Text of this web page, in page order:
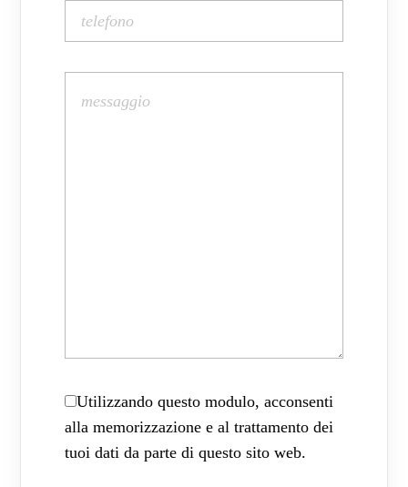
Utilizzando questo modulo, acconsenti
alla memorizzazione e al trattamento dei
tuoi dati da parte di questo sito web.